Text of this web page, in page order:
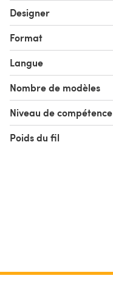
Designer
Format
Langue
Nombre de modèles
Niveau de compétence
Poids du fil